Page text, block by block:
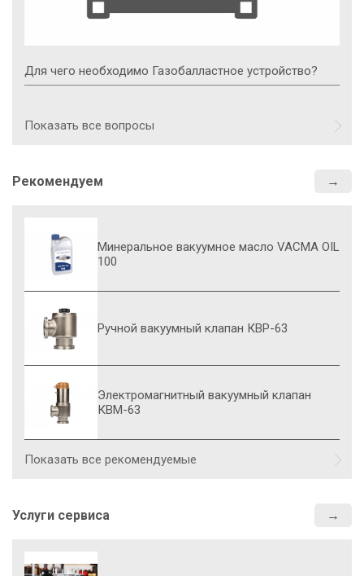
Для чего необходимо Газобалластное устройство?
Показать все вопросы
Рекомендуем
Минеральное вакуумное масло VACMA OIL
100
Ручной вакуумный клапан КВР-63
Электромагнитный вакуумный клапан
КВМ-63
Показать все рекомендуемые
Услуги сервиса